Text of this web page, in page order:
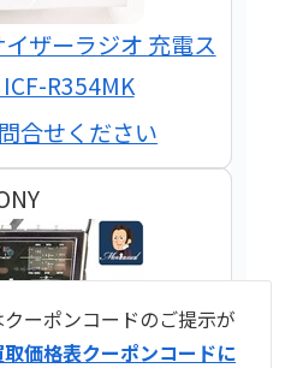
ザーラジオ 充電ス
R354MK
合せください
ーポンコードのご提示が
価格表クーポンコードに